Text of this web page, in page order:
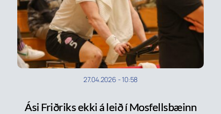
27.04.2026 -10:58
Ási Friðriks ekki á leið í Mosfellsbæinn